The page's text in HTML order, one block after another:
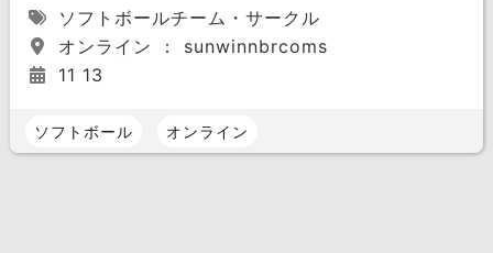
ソフトボールチーム・サークル
オンライン ： sunwinnbrcoms
11 13
ソフトボール オンライン